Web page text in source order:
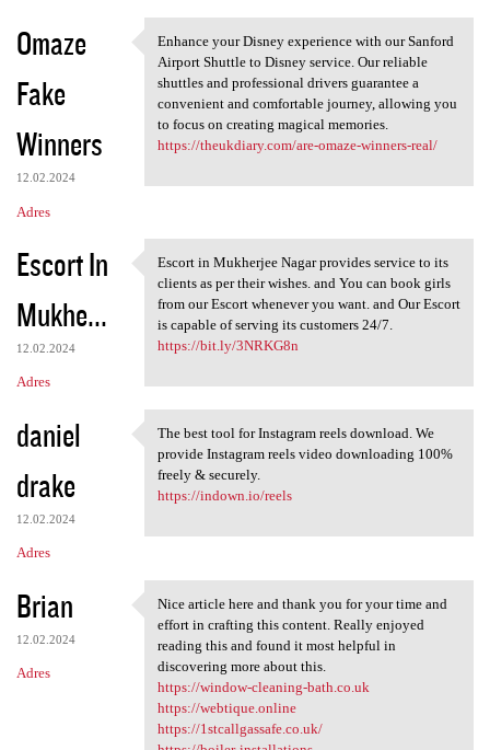
Omaze
Fake
Winners
12.02.2024
Adres
Enhance your Disney
Enhance your Disney experience with our Sanford
Airport Shuttle to Disney service. Our reliable
shuttles and professional drivers guarantee a
convenient and comfortable journey, allowing you
to focus on creating magical memories.
https://theukdiary.com/are-omaze-winners-real/
Escort In
Mukhe...
12.02.2024
Adres
Escort in Mukherjee Nagar
Escort in Mukherjee Nagar provides service to its
clients as per their wishes. and You can book girls
from our Escort whenever you want. and Our Escort
is capable of serving its customers 24/7.
https://bit.ly/3NRKG8n
daniel
drake
12.02.2024
Adres
The best tool for Instagram
The best tool for Instagram reels download. We
provide Instagram reels video downloading 100%
freely & securely.
https://indown.io/reels
Brian
12.02.2024
Adres
Nice article here and thank
Nice article here and thank you for your time and
effort in crafting this content. Really enjoyed
reading this and found it most helpful in
discovering more about this.
https://window-cleaning-bath.co.uk
https://webtique.online
https://1stcallgassafe.co.uk/